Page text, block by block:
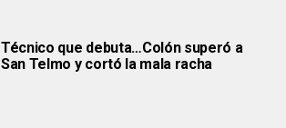
Técnico que debuta…Colón superó a
San Telmo y cortó la mala racha